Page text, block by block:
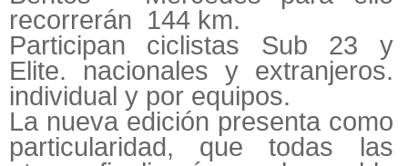
recorrerán 144 km.
Participan ciclistas Sub 23 y
Elite. nacionales y extranjeros.
individual y por equipos.
La nueva edición presenta como
particularidad, que todas las